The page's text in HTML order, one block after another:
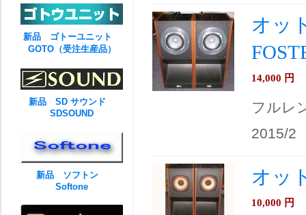
オッ
14,000 円
フルレ
2015/2
オッ
10,000 円
新品 ゴトーユニット
GOTO（受注生産品）
新品 SD サウンド
SDSOUND
新品 ソフトン
Softone